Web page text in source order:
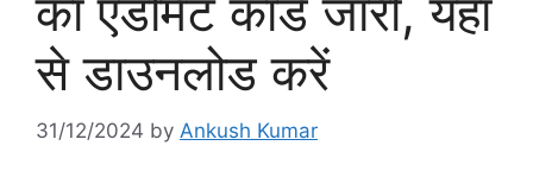
का एडमिट कार्ड जारी, यहाँ
से डाउनलोड करें
31/12/2024 by Ankush Kumar